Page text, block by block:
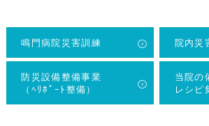
鳴門病院災害訓練 院内災
防災設備整備事業
（ﾍﾘﾎﾟｰﾄ整備）
当院の
レシピ